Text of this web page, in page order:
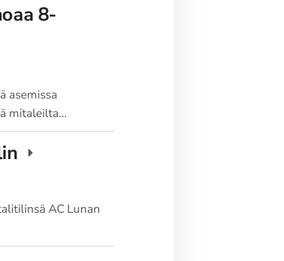
8-
asemissa
mitaleilta…
AC Lunan